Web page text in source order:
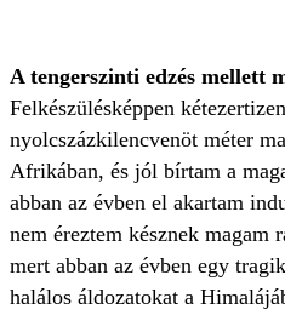
A tengerszinti edzés mellett
Felkészülésképpen
nyolcszázkilencvenöt méter
Afrikában, és jól bírtam a
abban az évben el akartam
nem éreztem késznek magam
mert abban az évben egy
halálos áldozatokat a